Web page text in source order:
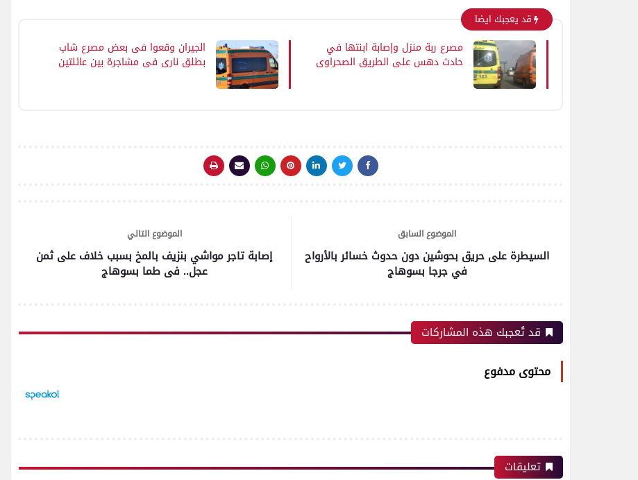
قد يعجبك ايضا
مصرع ربة منزل وإصابة ابنتها في
حادث دهس على الطريق الصحراوي
الجيران وقعوا فى بعض مصرع شاب
بطلق ناري في مشاجرة بين عائلتين
الموضوع التالي
إصابة تاجر مواشي بنزيف بالمخ بسبب خلاف على ثمن
عجل.. فى طما بسوهاج
الموضوع السابق
السيطرة على حريق بحوشين دون حدوث خسائر بالأرواح
في جرجا بسوهاج
قد تُعجبك هذه المشاركات
محتوى مدفوع
تعليقات